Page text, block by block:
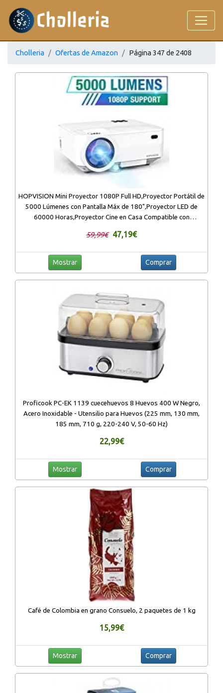
Cholleria Ofertas de Amazon Página 347 de 2408
HOPVISION Mini Proyector 1080P Full HD,Proyector Portátil de
5000 Lúmenes con Pantalla Máx de 180",Proyector LED de
60000 Horas,Proyector Cine en Casa Compatible con
59,99€ 47,19€
Mostrar Comprar
Proficook PC-EK 1139 cuecehuevos 8 Huevos 400 W Negro,
Acero Inoxidable - Utensilio para Huevos (225 mm, 130 mm,
185 mm, 710 g, 220-240 V, 50-60 Hz)
22,99€
Mostrar Comprar
Café de Colombia en grano Consuelo, 2 paquetes de 1 kg
15,99€
Mostrar Comprar